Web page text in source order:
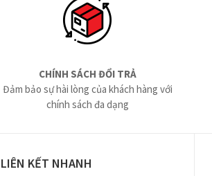
CHÍNH SÁCH ĐỔI TRẢ
Đảm bảo sự hài lòng của khách hàng với
chính sách đa dạng
LIÊN KẾT NHANH